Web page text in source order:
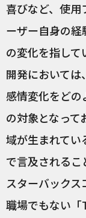
喜びなど、使用
ーザー自身の
の変化を指し
開発において
感情変化をど
の対象となって
域が生まれて
で言及される
スターバック
職場でもない